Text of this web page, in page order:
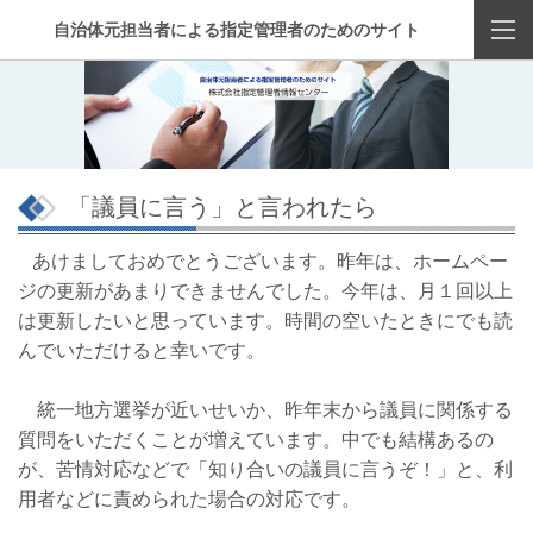
自治体元担当者による指定管理者のためのサイト
「議員に言う」と言われたら
あけましておめでとうございます。昨年は、ホームペー
ジの更新があまりできませんでした。今年は、月１回以上
は更新したいと思っています。時間の空いたときにでも読
んでいただけると幸いです。
統一地方選挙が近いせいか、昨年末から議員に関係する
質問をいただくことが増えています。中でも結構あるの
が、苦情対応などで「知り合いの議員に言うぞ！」と、利
用者などに責められた場合の対応です。